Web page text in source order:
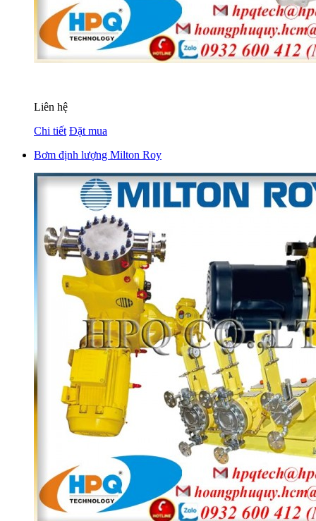
Liên hệ
Chi tiết Đặt mua
Bơm định lượng Milton Roy